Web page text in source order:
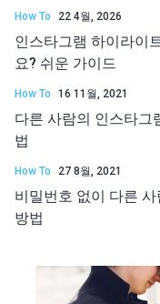
How To 22 4월, 2026
인스타그램 하이라이
요? 쉬운 가이드
How To 16 11월, 2021
다른 사람의 인스타그
법
How To 27 8월, 2021
비밀번호 없이 다른
방법